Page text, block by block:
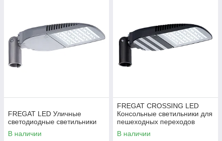
FREGAT LED Уличные
светодиодные светильники
В наличии
FREGAT CROSSING LED
Консольные светильники для
пешеходных переходов
В наличии